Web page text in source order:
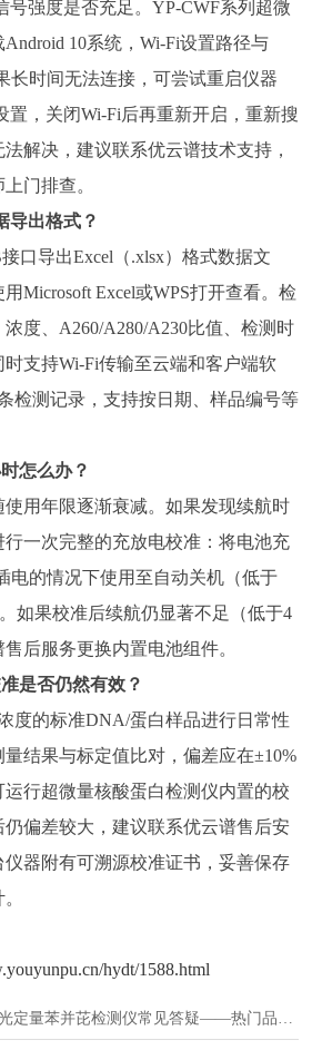
号强度是否充足。YP-CWF系列超微
10系统，Wi-Fi设置路径与
长时间无法连接，可尝试重启仪器
置，关闭Wi-Fi后再重新开启，重新搜
解决，建议联系优云谱技术支持，
门排查。
导出格式？
口导出Excel（.xlsx）格式数据文
Microsoft Excel或WPS打开查看。检
度、A260/A280/A230比值、检测时
支持Wi-Fi传输至云端和客户端软
检测记录，支持按日期、样品编号等
怎么办？
用年限逐渐衰减。如果发现续航时
一次完整的充放电校准：将电池充
电的情况下使用至自动关机（低于
如果校准后续航仍显著不足（低于4
后服务更换内置电池组件。
是否仍然有效？
度的标准DNA/蛋白样品进行日常性
结果与标定值比对，偏差应在±10%
运行超微量核酸蛋白检测仪内置的校
偏差较大，建议联系优云谱售后安
器附有可溯源校准证书，妥善保存
hydt/1588.html
量苯并芘检测仪常见答疑——热门品牌避坑指南